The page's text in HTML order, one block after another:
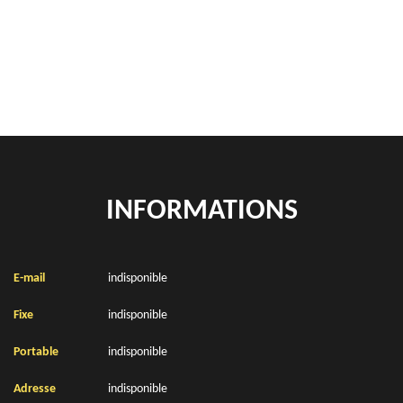
INFORMATIONS
E-mail indisponible
Fixe indisponible
Portable indisponible
Adresse indisponible